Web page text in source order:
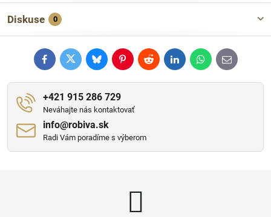
Diskuse 0
FacebookTwitterBlueskyPinterestRedditLinkedInWhatsApp
E-
mail
+421 915 286 729
Neváhajte nás kontaktovať
info​@robiva​.sk
Radi Vám poradíme s výberom